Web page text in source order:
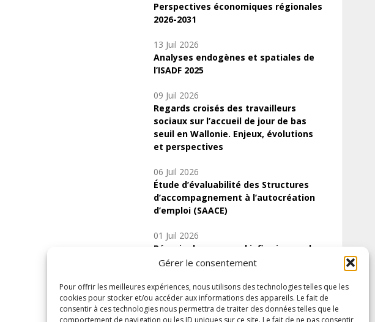
Gérer le consentement
Pour offrir les meilleures expériences, nous utilisons des technologies telles que les
cookies pour stocker et/ou accéder aux informations des appareils. Le fait de
consentir à ces technologies nous permettra de traiter des données telles que le
comportement de navigation ou les ID uniques sur ce site. Le fait de ne pas consentir
Perspectives économiques régionales
2026-2031
13 Juil 2026
Analyses endogènes et spatiales de
l’ISADF 2025
09 Juil 2026
Regards croisés des travailleurs
sociaux sur l’accueil de jour de bas
seuil en Wallonie. Enjeux, évolutions
et perspectives
06 Juil 2026
Étude d’évaluabilité des Structures
d’accompagnement à l’autocréation
d’emploi (SAACE)
01 Juil 2026
Pénurie du personnel infirmier :quels
indicateurs d’offre de soins pour